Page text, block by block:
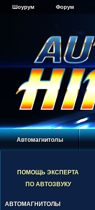
Шоурум Форум
Автомагнитолы
ПОМОЩЬ ЭКСПЕРТА
ПО АВТОЗВУКУ
АВТОМАГНИТОЛЫ